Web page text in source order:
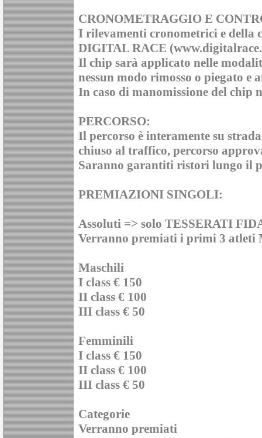
CRONOMETRAGGIO E
I rilevamenti cronometrici e della
DIGITAL RACE
Il chip sarà applicato nelle
nessun modo rimosso o piegato e
In caso di manomissione del chip
PERCORSO:
Il percorso è interamente su
chiuso al traffico, percorso
Saranno garantiti ristori lungo il
PREMIAZIONI SINGOLI:
Assoluti => solo TESSERATI
Verranno premiati i primi 3 atleti
Maschili
I class € 150
II class € 100
III class € 50
Femminili
I class € 150
II class € 100
III class € 50
Categorie
Verranno premiati